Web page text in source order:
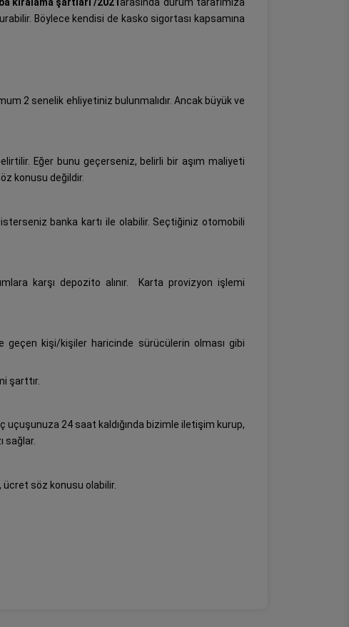
Böylece kendisi de kasko sigortası kapsamına
2 senelik ehliyetiniz bulunmalıdır. Ancak büyük ve
Eğer bunu geçerseniz, belirli bir aşım maliyeti
konusu değildir.
banka kartı ile olabilir. Seçtiğiniz otomobili
karşı depozito alınır.
Karta provizyon işlemi
geçen kişi/kişiler haricinde sürücülerin olması gibi
şarttır.
uçuşunuza 24 saat kaldığında bizimle iletişim kurup,
sağlar.
ücret söz konusu olabilir.